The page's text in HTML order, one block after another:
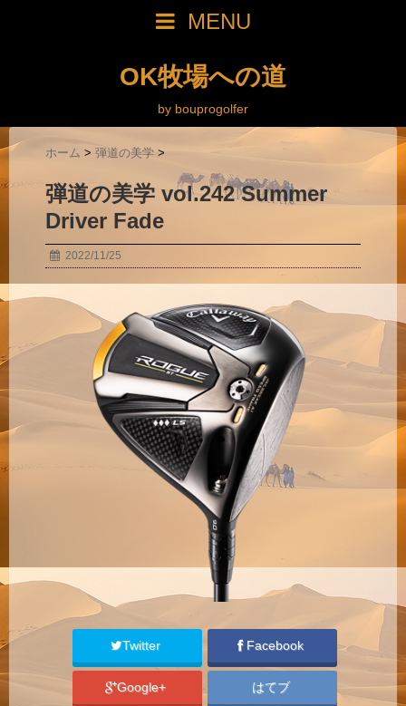
MENU
OK牧場への道
by bouprogolfer
ホーム > 弾道の美学 >
弾道の美学 vol.242 Summer
Driver Fade
2022/11/25
Twitter Facebook
Google+ はてブ